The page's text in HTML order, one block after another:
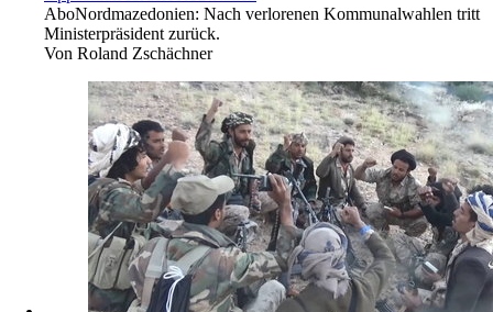
Petr David Josek/AP Photo
Sozialdemokrat wirft hin
Opposition fordert Neuwahlen
Nordmazedonien: Nach verlorenen Kommunalwahlen tritt
Ministerpräsident zurück.